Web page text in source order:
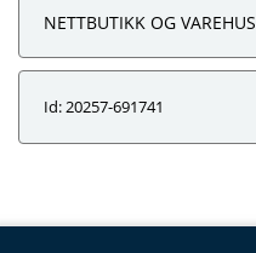
NETTBUTIKK OG VAREHUS
Id: 20257-691741